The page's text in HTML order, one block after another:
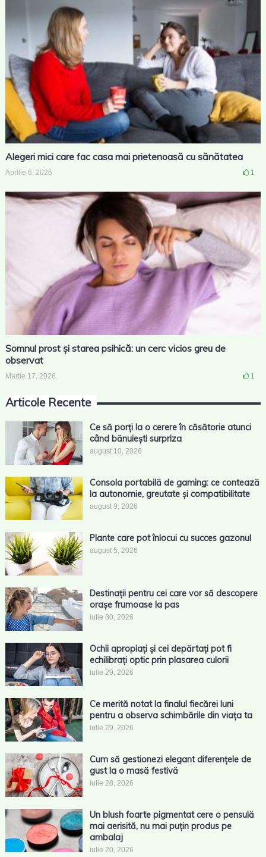
Alegeri mici care fac casa mai prietenoasă cu sănătatea
Aprilie 6, 2026 1
Somnul prost și starea psihică: un cerc vicios greu de
observat
Martie 17, 2026 1
Articole Recente
Ce să porți la o cerere în căsătorie atunci
când bănuiești surpriza
august 10, 2026
Consola portabilă de gaming: ce contează
la autonomie, greutate și compatibilitate
august 9, 2026
Plante care pot înlocui cu succes gazonul
august 5, 2026
Destinații pentru cei care vor să descopere
orașe frumoase la pas
iulie 30, 2026
Ochii apropiați și cei depărtați pot fi
echilibrați optic prin plasarea culorii
iulie 29, 2026
Ce merită notat la finalul fiecărei luni
pentru a observa schimbările din viața ta
iulie 29, 2026
Cum să gestionezi elegant diferențele de
gust la o masă festivă
iulie 28, 2026
Un blush foarte pigmentat cere o pensulă
mai aerisită, nu mai puțin produs pe
ambalaj
iulie 20, 2026